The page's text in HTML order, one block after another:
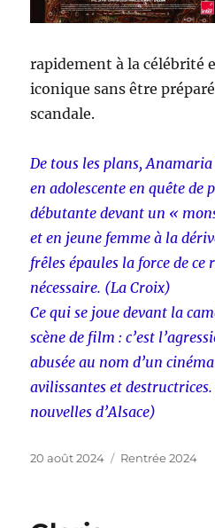
rapidement à la célébrité
iconique sans être
scandale.
De tous les plans,
en adolescente en quête de
débutante devant un «
et en jeune femme à la
frêles épaules la force de ce
nécessaire. (La Croix)
Ce qui se joue devant la
scène de film : c’est
abusée au nom d’un
avilissantes et
nouvelles d’Alsace)
Publié
20 août 2024 Catégories
Rentrée 2024